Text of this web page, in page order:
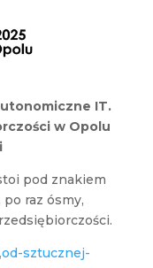
IT.
w Opolu
pod znakiem
raz ósmy,
sztucznej-